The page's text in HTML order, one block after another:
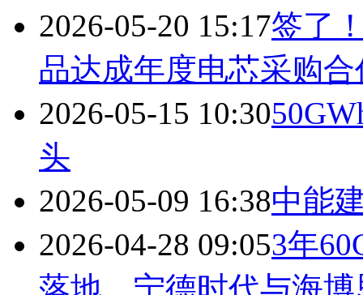
2026-05-20 15:17签了
品达成年度电芯采购合
2026-05-15 10:30
头
2026-05-09 16:38中能
2026-04-28 09:053年